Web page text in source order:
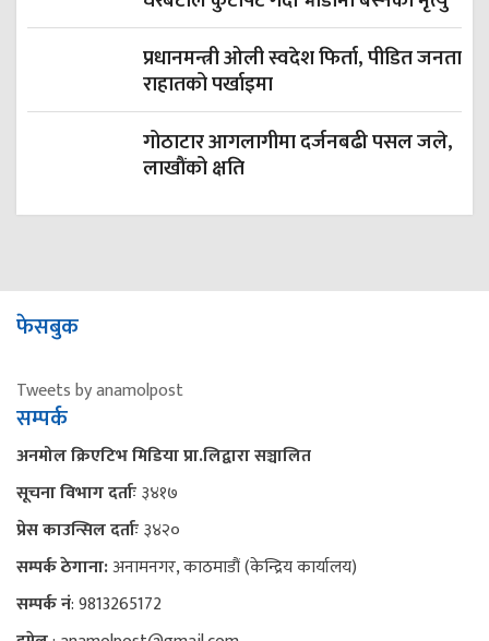
प्रधानमन्त्री ओली स्वदेश फिर्ता, पीडित जनता
राहातको पर्खाइमा
गोठाटार आगलागीमा दर्जनबढी पसल जले,
लाखौंको क्षति
फेसबुक
Tweets by anamolpost
सम्पर्क
अनमोल क्रिएटिभ मिडिया प्रा.लिद्वारा सञ्चालित
सूचना विभाग दर्ताः३४१७
प्रेस काउन्सिल दर्ताः३४२०
सम्पर्क ठेगाना:अनामनगर, काठमाडौं (केन्द्रिय कार्यालय)
सम्पर्क नं: 9813265172